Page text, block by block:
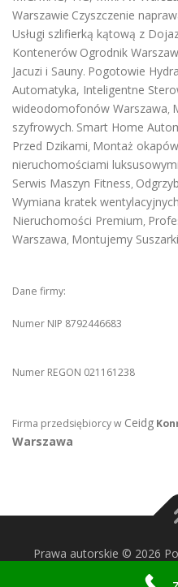
Warszawie Czyszczenie
Usługi szlifierką kątową z
Kontenerów Ogrodnik
Jacuzi i Sauny. Pogotowie
Automatyka, Inteligentne
wideodomofonów Warszawa,
szyfrowych. Smart Home
Przed Dzikami, Montaż
nieruchomościami luksusowymi
Serwis Maszyn Fitness,
Wymiana kratek wentylacyjnych
Nieruchomości Premium,
Warszawa, Montujemy
Dane firmy:
Numer NIP 8792446683
Numer REGON 021161238
Firma przedsiębiorcy w Ceidg
Warszawa
Prawa autorskie © 2026